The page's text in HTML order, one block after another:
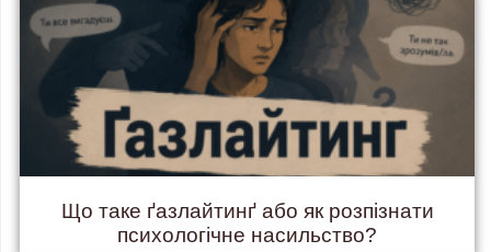
Що таке ґазлайтинґ або як розпізнати
психологічне насильство?